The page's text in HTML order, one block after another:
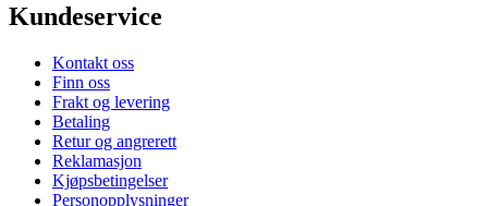
Kundeservice
Kontakt oss
Finn oss
Frakt og levering
Betaling
Retur og angrerett
Reklamasjon
Kjøpsbetingelser
Personopplysninger